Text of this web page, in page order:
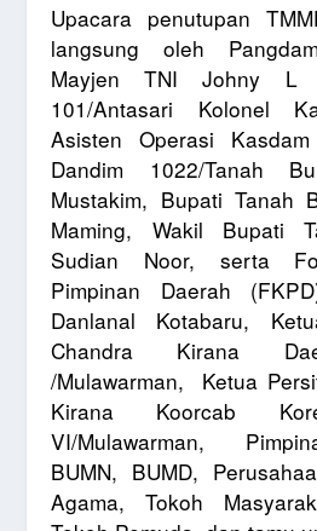
Upacara penutupan
langsung oleh
Mayjen TNI Johny L
101/Antasari Kolonel
Asisten Operasi
Dandim 1022/Tanah
Mustakim, Bupati Tanah
Maming, Wakil Bupati
Sudian Noor, serta
Pimpinan Daerah
Danlanal Kotabaru,
Chandra Kirana
/Mulawarman,
Ketua
Kirana Koorcab
VI/Mulawarman,
BUMN, BUMD,
Agama, Tokoh